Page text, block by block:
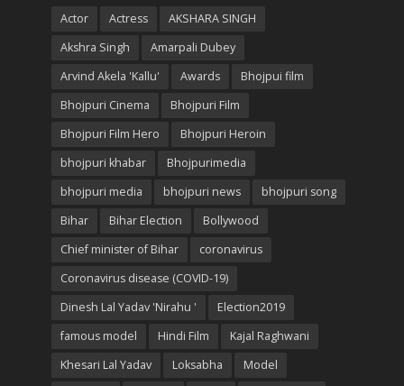
Actor Actress
AKSHARA SINGH
Akshra Singh
Amarpali Dubey
Arvind Akela 'Kallu'
Awards
Bhojpui film
Bhojpuri Cinema
Bhojpuri Film
Bhojpuri Film Hero
Bhojpuri Heroin
bhojpuri khabar
Bhojpurimedia
bhojpuri media
bhojpuri news
bhojpuri song
Bihar
Bihar Election
Bollywood
Chief minister of Bihar
coronavirus
Coronavirus disease (COVID-19)
Dinesh Lal Yadav 'Nirahu '
Election2019
famous model
Hindi Film
Kajal Raghwani
Khesari Lal Yadav
Loksabha
Model